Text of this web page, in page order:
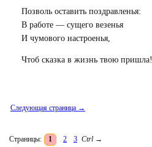
Позволь оставить поздравленья:
В работе — сущего везенья
И чумового настроенья,
Чтоб сказка в жизнь твою пришла!
Следующая страница →
Страницы: 1 2 3 Ctrl →